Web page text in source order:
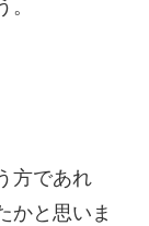
方であれ
かと思いま